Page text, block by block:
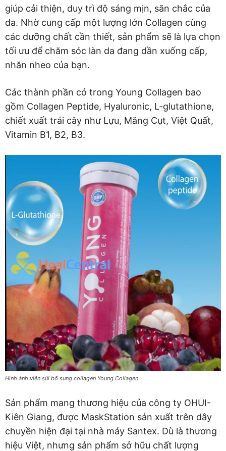
giúp cải thiện, duy trì độ sáng mịn, săn chắc của
da. Nhờ cung cấp một lượng lớn Collagen cùng
các dưỡng chất cần thiết, sản phẩm sẽ là lựa chọn
tối ưu để chăm sóc làn da đang dần xuống cấp,
nhăn nheo của bạn.
Các thành phần có trong Young Collagen bao
gồm Collagen Peptide, Hyaluronic, L-glutathione,
chiết xuất trái cây như Lựu, Măng Cụt, Việt Quất,
Vitamin B1, B2, B3.
Hình ảnh viên sủi bổ sung collagen Young Collagen
Sản phẩm mang thương hiệu của công ty OHUI-
Kiên Giang, được MaskStation sản xuất trên dây
chuyền hiện đại tại nhà máy Santex. Dù là thương
hiệu Việt, nhưng sản phẩm sở hữu chất lượng